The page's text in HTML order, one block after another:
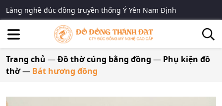
Làng nghề đúc đồng truyền thống Ý Yên Nam Định
Trang chủ —Đồ thờ cúng bằng đồng — Phụ kiện đồ
thờ— Bát hương đồng